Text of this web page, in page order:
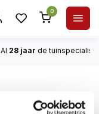
0
28 jaarde tuinspecialist